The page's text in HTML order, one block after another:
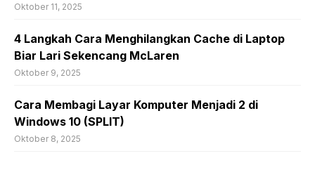
Oktober 11, 2025
4 Langkah Cara Menghilangkan Cache di Laptop
Biar Lari Sekencang McLaren
Oktober 9, 2025
Cara Membagi Layar Komputer Menjadi 2 di
Windows 10 (SPLIT)
Oktober 8, 2025